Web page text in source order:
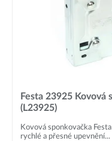
Festa 23925 Kovová
(L23925)
Kovová sponkovačka
rychlé a přesné upevnění...